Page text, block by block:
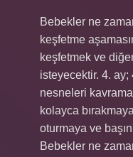
Bebekler ne
keşfetme
keşfetmek ve
isteyecektir. 4.
nesneleri
kolayca
oturmaya ve
Bebekler ne